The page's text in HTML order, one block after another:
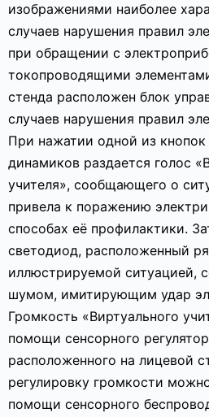
изображениями наиболее
случаев нарушения правил
при обращении с
токопроводящими
стенда расположен блок
случаев нарушения правил
При нажатии одной из кнопок
динамиков раздается голос
учителя», сообщающего о
привела к поражению
способах её профилактики.
светодиод, расположенный
иллюстрируемой ситуацией,
шумом, имитирующим удар
Громкость «Виртуального
помощи сенсорного
расположенного на лицевой
регулировку громкости
помощи сенсорного